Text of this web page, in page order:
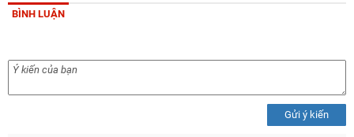
BÌNH LUẬN
Gửi ý kiến